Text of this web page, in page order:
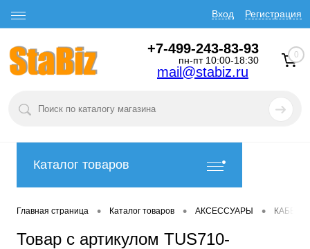
Вход Регистрация
+7-499-243-83-93
пн-пт 10:00-18:30
mail@stabiz.ru
0
Каталог товаров
Главная страница • Каталог товаров • АКСЕССУАРЫ •
Товар с артикулом TUS710-